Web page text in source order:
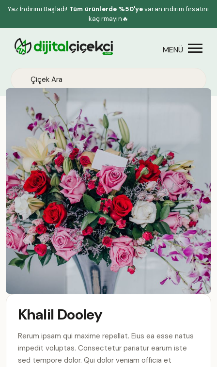
Yaz İndirimi Başladı! Tüm ürünlerde %50'yevaran indirim fırsatını
kaçırmayın🔥
Khalil Dooley
Rerum ipsam qui maxime repellat. Eius ea esse natus
impedit voluptas. Consectetur pariatur earum iste
sed tempore dolor. Qui dolor veniam officia et